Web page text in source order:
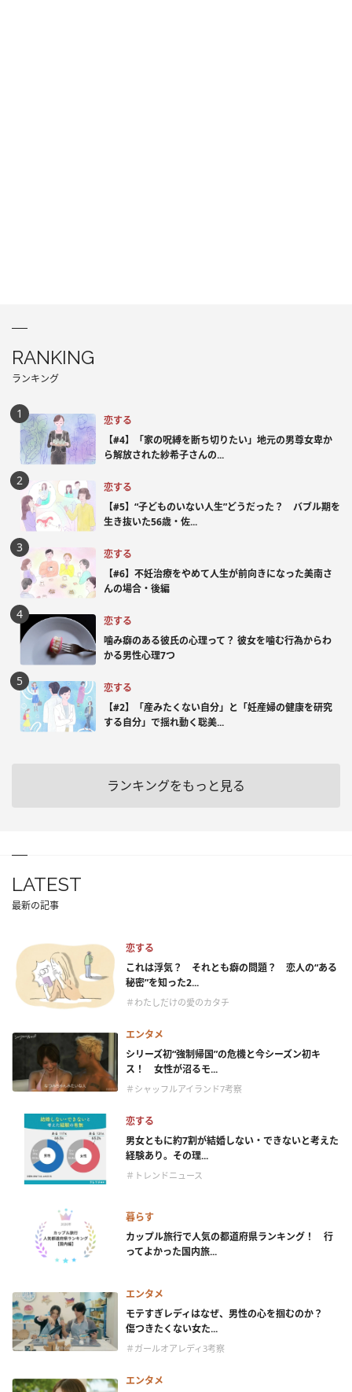
RANKING
ランキング
恋する
【#4】「家の呪縛を断ち切りたい」地元の男尊女卑か
ら解放された紗希子さんの...
恋する
【#5】“子どものいない人生”どうだった？ バブル期を
生き抜いた56歳・佐...
恋する
【#6】不妊治療をやめて人生が前向きになった美南さ
んの場合・後編
恋する
噛み癖のある彼氏の心理って？ 彼女を噛む行為からわ
かる男性心理7つ
恋する
【#2】「産みたくない自分」と「妊産婦の健康を研究
する自分」で揺れ動く聡美...
ランキングをもっと見る
LATEST
最新の記事
恋する
これは浮気？ それとも癖の問題？ 恋人の“ある
秘密”を知った2...
＃わたしだけの愛のカタチ
エンタメ
シリーズ初“強制帰国”の危機と今シーズン初キ
ス！ 女性が沼るモ...
＃シャッフルアイランド7考察
恋する
男女ともに約7割が結婚しない・できないと考えた
経験あり。その理...
＃トレンドニュース
暮らす
カップル旅行で人気の都道府県ランキング！ 行
ってよかった国内旅...
エンタメ
モテすぎレディはなぜ、男性の心を掴むのか？
傷つきたくない女た...
＃ガールオアレディ3考察
エンタメ